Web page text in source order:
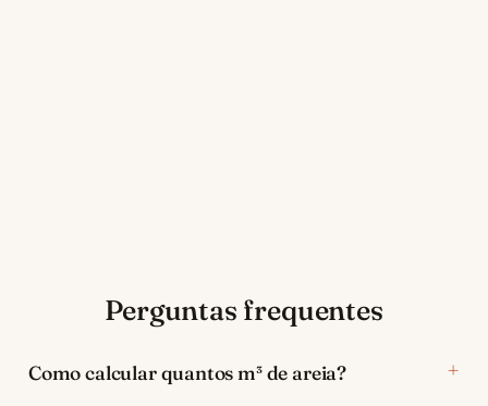
Perguntas frequentes
Como calcular quantos m³ de areia?